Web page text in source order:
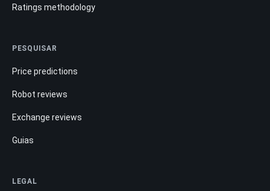
Ratings methodology
PESQUISAR
Price predictions
Robot reviews
Exchange reviews
Guias
LEGAL